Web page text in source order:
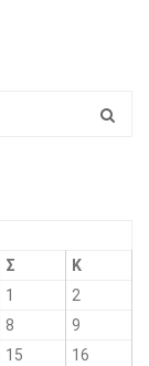
Σ
Κ
1
2
8
9
15
16